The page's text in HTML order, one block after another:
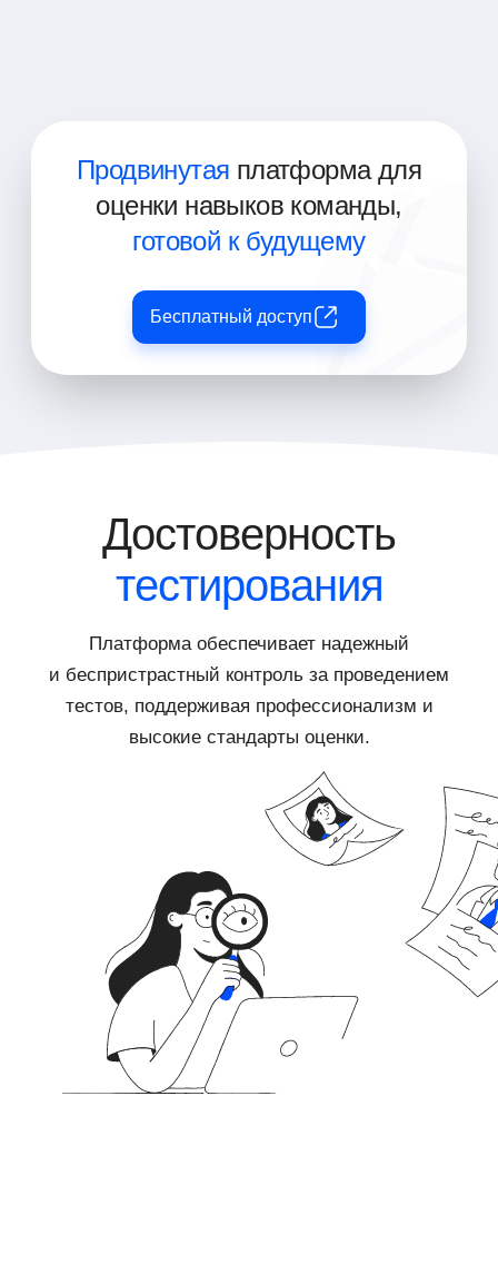
Продвинутая платформа для
оценки навыков команды,
готовой к будущему
Бесплатный доступ
Достоверность
тестирования
Платформа обеспечивает надежный
и беспристрастный контроль за проведением
тестов, поддерживая профессионализм и
высокие стандарты оценки.